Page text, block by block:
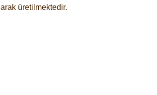
üretilmektedir.